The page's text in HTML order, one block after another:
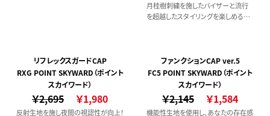
月桂樹刺繍を施したバイザーと流行
を超越したスタイリングを楽しめるキ
リフレックスガードCAP
RXG POINT SKYWARD（ポイント
スカイワード）
￥2,695 ￥1,980
反射生地を施し夜間の視認性が向上！
ファンクションCAP ver.5
FC5 POINT SKYWARD（ポイント
スカイワード）
￥2,145 ￥1,584
機能性生地を使用し、あなたの存在感